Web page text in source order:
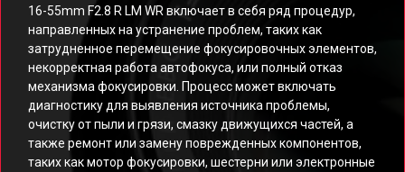
16-55mm F2.8 R LM WR включает в себя ряд процедур,
направленных на устранение проблем, таких как
затрудненное перемещение фокусировочных элементов,
некорректная работа автофокуса, или полный отказ
механизма фокусировки. Процесс может включать
диагностику для выявления источника проблемы,
очистку от пыли и грязи, смазку движущихся частей, а
также ремонт или замену поврежденных компонентов,
таких как мотор фокусировки, шестерни или электронные